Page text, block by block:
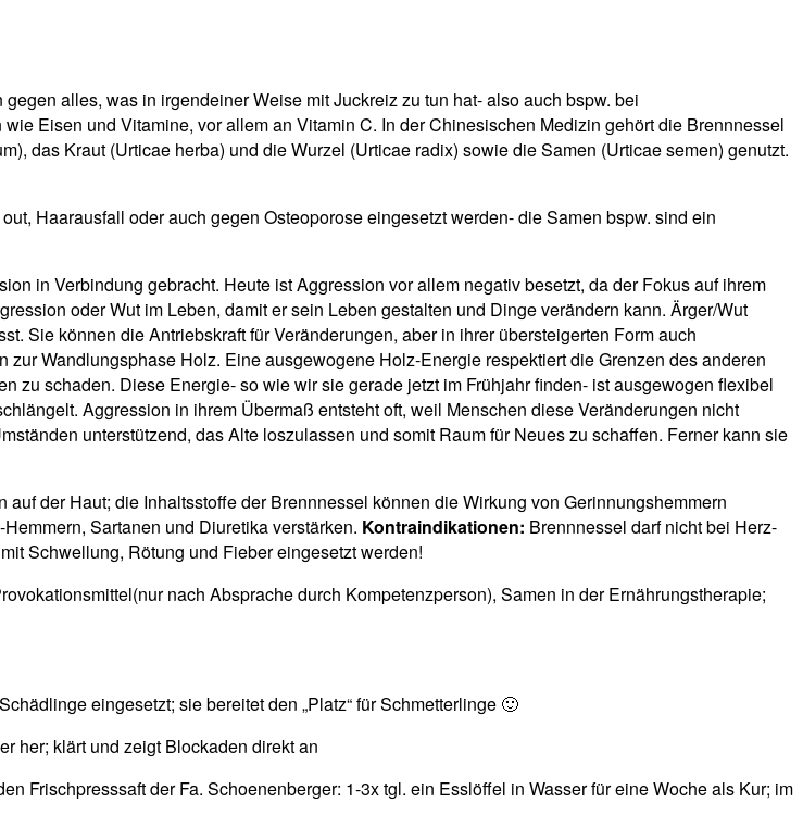
alles, was in irgendeiner Weise mit Juckreiz zu tun hat- also auch bspw. bei
Eisen und Vitamine, vor allem an Vitamin C. In der Chinesischen Medizin gehört die Brennnessel
das Kraut (Urticae herba) und die Wurzel (Urticae radix) sowie die Samen (Urticae semen) genutzt.
Haarausfall oder auch gegen Osteoporose eingesetzt werden- die Samen bspw. sind ein
in Verbindung gebracht. Heute ist Aggression vor allem negativ besetzt, da der Fokus auf ihrem
oder Wut im Leben, damit er sein Leben gestalten und Dinge verändern kann. Ärger/Wut
Sie können die Antriebskraft für Veränderungen, aber in ihrer übersteigerten Form auch
Wandlungsphase Holz. Eine ausgewogene Holz-Energie respektiert die Grenzen des anderen
zu schaden. Diese Energie- so wie wir sie gerade jetzt im Frühjahr finden- ist ausgewogen flexibel
Aggression in ihrem Übermaß entsteht oft, weil Menschen diese Veränderungen nicht
unterstützend, das Alte loszulassen und somit Raum für Neues zu schaffen. Ferner kann sie
der Haut; die Inhaltsstoffe der Brennnessel können die Wirkung von Gerinnungshemmern
Sartanen und Diuretika verstärken. Kontraindikationen: Brennnessel darf nicht bei Herz-
Schwellung, Rötung und Fieber eingesetzt werden!
nach Absprache durch Kompetenzperson), Samen in der Ernährungstherapie;
eingesetzt; sie bereitet den „Platz“ für Schmetterlinge 🙂
her; klärt und zeigt Blockaden direkt an
Frischpresssaft der Fa. Schoenenberger: 1-3x tgl. ein Esslöffel in Wasser für eine Woche als Kur; im